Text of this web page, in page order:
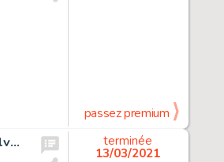
passez premium
Silver Surfer #7 Planche 21 (Marvel, 1969). John Buscema and Sal Buscema Silver Surfer #7 Story Page 21 Original Art (Marvel, 1969).
terminée
13/03/2021